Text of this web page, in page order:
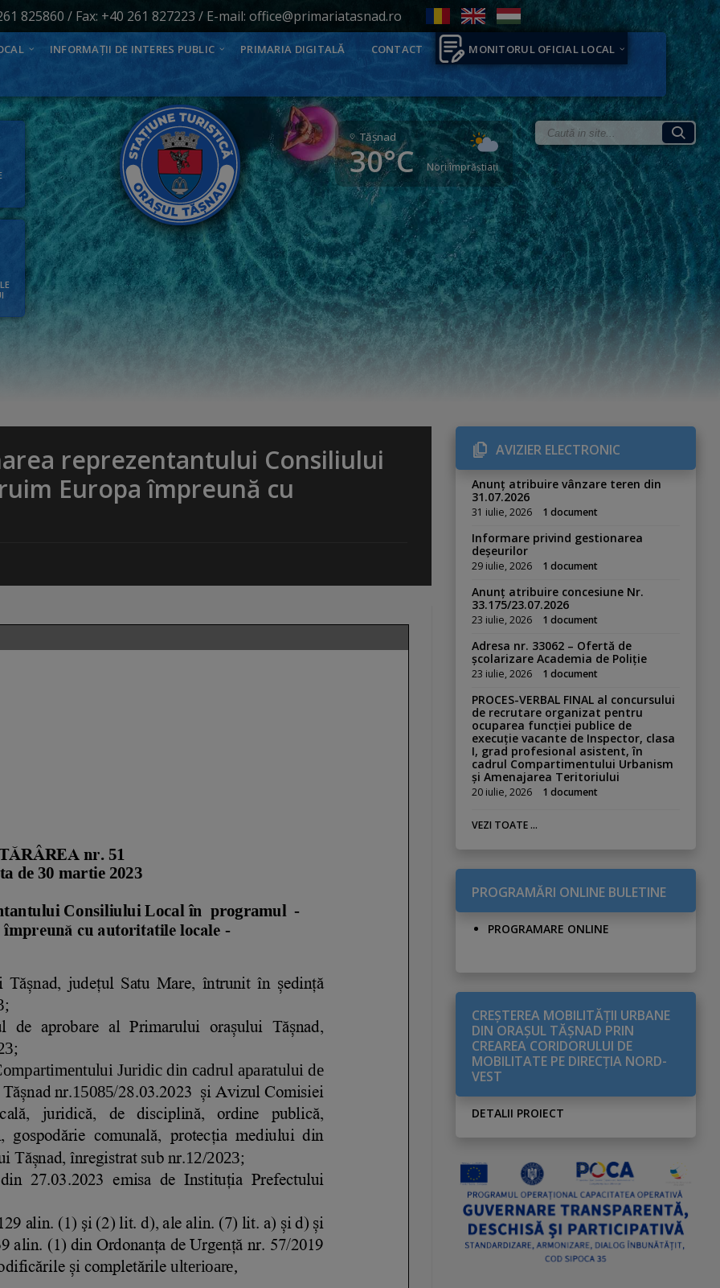
825860 / Fax: +40 261 827223 / E-mail: office@primariatasnad.ro
INFORMAȚII DE INTERES PUBLIC PRIMARIA DIGITALĂ CONTACT MONITORUL OFICIAL LOCAL
Tăşnad
30°C Nori împrăștiați
reprezentantului Consiliului
Europa împreună cu
AVIZIER ELECTRONIC
Anunț atribuire vânzare teren din
31.07.2026
31 iulie, 2026 1 document
Informare privind gestionarea
deșeurilor
29 iulie, 2026 1 document
Anunț atribuire concesiune Nr.
33.175/23.07.2026
23 iulie, 2026 1 document
Adresa nr. 33062 – Ofertă de
școlarizare Academia de Poliție
23 iulie, 2026 1 document
PROCES-VERBAL FINAL al concursului
de recrutare organizat pentru
ocuparea funcției publice de
execuție vacante de Inspector, clasa
I, grad profesional asistent, în
cadrul Compartimentului Urbanism
și Amenajarea Teritoriului
20 iulie, 2026 1 document
VEZI TOATE ...
PROGRAMĂRI ONLINE BULETINE
PROGRAMARE ONLINE
CREŞTEREA MOBILITĂŢII URBANE
DIN ORAŞUL TĂŞNAD PRIN
CREAREA CORIDORULUI DE
MOBILITATE PE DIRECŢIA NORD-
VEST
DETALII PROIECT